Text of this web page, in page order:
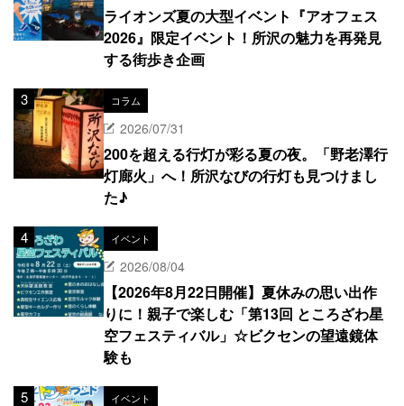
ライオンズ夏の大型イベント『アオフェス
2026』限定イベント！所沢の魅力を再発見
する街歩き企画
コラム
2026/07/31
200を超える行灯が彩る夏の夜。「野老澤行
灯廊火」へ！所沢なびの行灯も見つけまし
た♪
イベント
2026/08/04
【2026年8月22日開催】夏休みの思い出作
りに！親子で楽しむ「第13回 ところざわ星
空フェスティバル」☆ビクセンの望遠鏡体
験も
イベント